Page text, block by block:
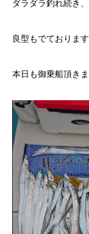
ダラダラ釣れ続き
良型もでております
本日も御乗船頂き